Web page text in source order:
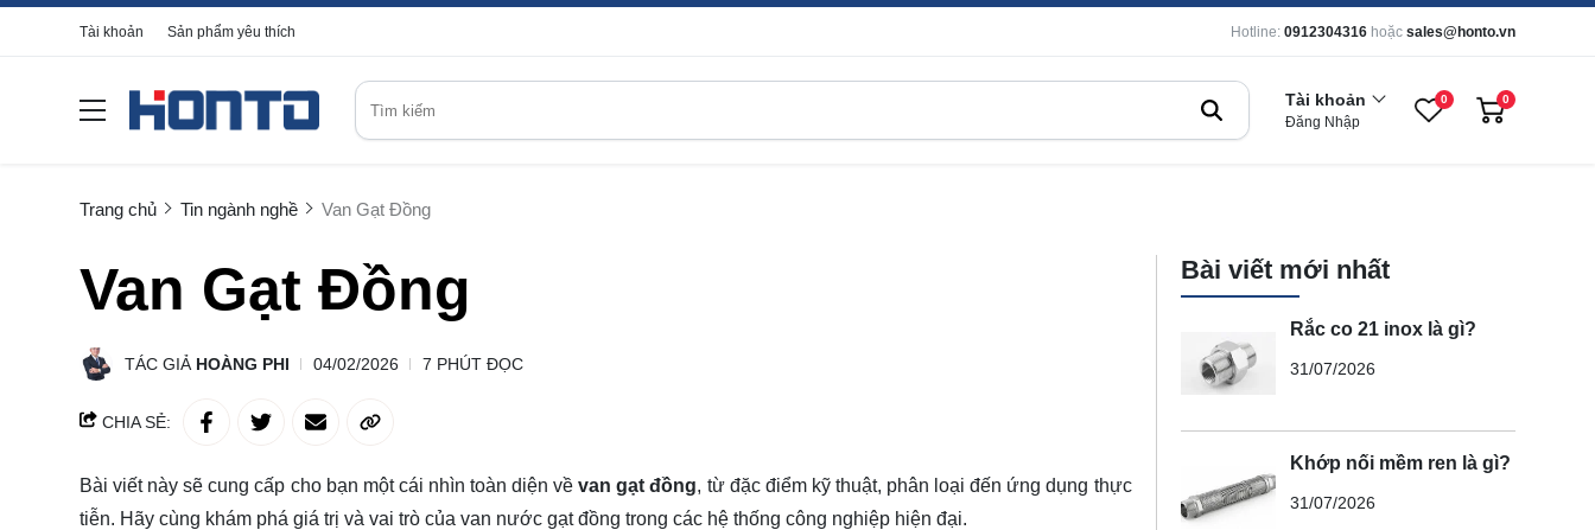
Tài khoản Sản phẩm yêu thích Hotline: 0912304316 hoặc sales@honto.vn
Tài khoản
Đăng Nhập
0 0
Trang chủ Tin ngành nghề Van Gạt Đồng
Van Gạt Đồng
TÁC GIẢ HOÀNG PHI 04/02/2026 7 PHÚT ĐỌC
CHIA SẺ:
Bài viết này sẽ cung cấp cho bạn một cái nhìn toàn diện vềvan gạt đồng, từ đặc điểm kỹ thuật, phân loại đến ứng dụng thực
tiễn. Hãy cùng khám phá giá trị và vai trò của van nước gạt đồng trong các hệ thống công nghiệp hiện đại.
Bài viết mới nhất
Rắc co 21 inox là gì?
31/07/2026
Khớp nối mềm ren là gì?
31/07/2026